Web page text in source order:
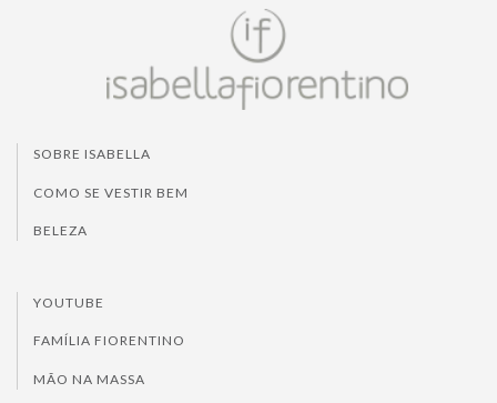
SOBRE ISABELLA
COMO SE VESTIR BEM
BELEZA
YOUTUBE
FAMÍLIA FIORENTINO
MÃO NA MASSA